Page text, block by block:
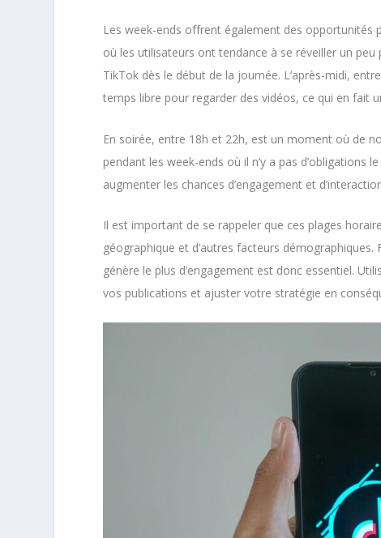
Les week-ends offrent également des
où les utilisateurs ont tendance à se réveiller un
TikTok dès le début de la journée. L’après-midi,
temps libre pour regarder des vidéos, ce qui en fait
En soirée, entre 18h et 22h, est un moment où de
pendant les week-ends où il n’y a pas
augmenter les chances d’engagement et
Il est important de se rappeler que ces plages
géographique et d’autres facteurs
génère le plus d’engagement est donc essentiel.
vos publications et ajuster votre stratégie en